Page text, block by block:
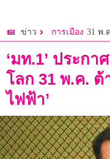
ข่าว การเมือง 31 พ.
‘มท.1’ ประก
โลก 31 พ.ค.
ไฟฟ้า’